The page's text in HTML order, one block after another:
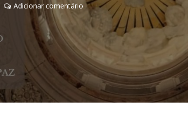
Adicionar comentário